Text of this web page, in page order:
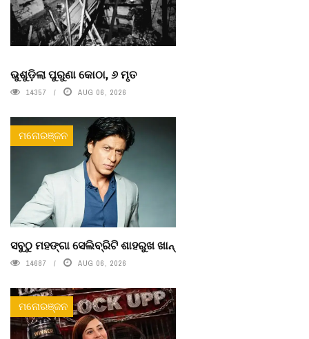
ଭୁଶୁଡ଼ିଲା ପୁରୁଣା କୋଠା, ୬ ମୃତ
14357 AUG 06, 2026
ମନୋରଞ୍ଜନ
ସବୁଠୁ ମହଙ୍ଗା ସେଲିବ୍ରିଟି ଶାହରୁଖ ଖାନ୍
14687 AUG 06, 2026
ମନୋରଞ୍ଜନ